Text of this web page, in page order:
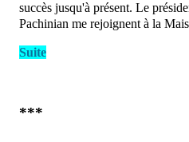
succès jusqu'à présent. Le
Pachinian me rejoignent à la
Suite
***